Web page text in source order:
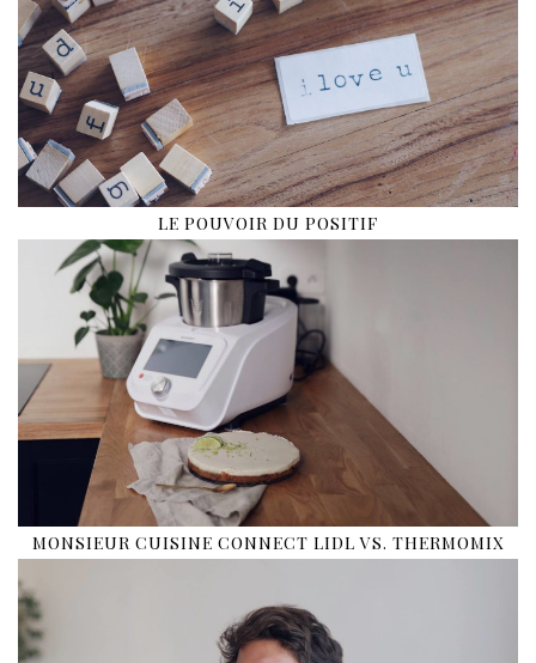
LE POUVOIR DU POSITIF
MONSIEUR CUISINE CONNECT LIDL VS. THERMOMIX